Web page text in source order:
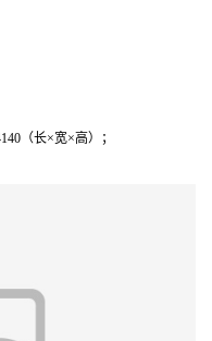
（长×宽×高）；